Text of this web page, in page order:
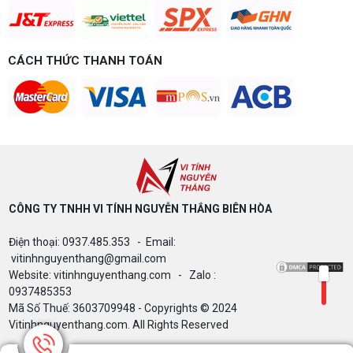
chi tiết CPU, VGA, RAM, nguồn theo đúng nhu cầu
chơi game của bạn.
game gì? Gợi ý cấu hình dễ nâng cấp
dễ nâng cấp CPU/VGA sau này, tư vấn miễn phí
theo đúng ngân sách.
Build PC gaming theo ngân sách từ 10-40 triệu:
cách phân bổ CPU, GPU, RAM hợp lý, chọn
Intel/AMD và tránh sai tương thích. Tư vấn miễn
phí tại Vi tính Nguyễn Thắng.
GIGABYTE & INTEL CORE ULTRA 200S
PLUS – NHẬN VOUCHER ĐẾN 800K
Thông báo v/v sử dụng phần mềm bản
quyền ( Vi tính Nguyễn Thắng)
CÁCH THỨC THANH TOÁN
CÔNG TY TNHH VI TÍNH NGUYỄN THẮNG BIÊN HÒA​
Điện thoại: 0937.485.353 - Email:
vitinhnguyenthang@gmail.com
Website: vitinhnguyenthang.com - Zalo :
0937485353
Mã Số Thuế: 3603709948 - Copyrights © 2024
Vitinhnguyenthang.com. All Rights Reserved